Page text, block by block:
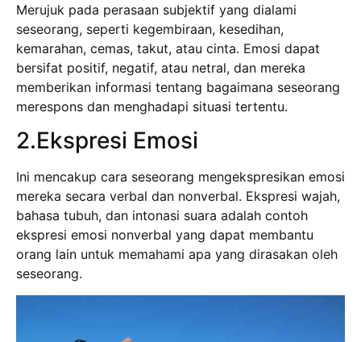
Merujuk pada perasaan subjektif yang dialami
seseorang, seperti kegembiraan, kesedihan,
kemarahan, cemas, takut, atau cinta. Emosi dapat
bersifat positif, negatif, atau netral, dan mereka
memberikan informasi tentang bagaimana seseorang
merespons dan menghadapi situasi tertentu.
2.Ekspresi Emosi
Ini mencakup cara seseorang mengekspresikan emosi
mereka secara verbal dan nonverbal. Ekspresi wajah,
bahasa tubuh, dan intonasi suara adalah contoh
ekspresi emosi nonverbal yang dapat membantu
orang lain untuk memahami apa yang dirasakan oleh
seseorang.